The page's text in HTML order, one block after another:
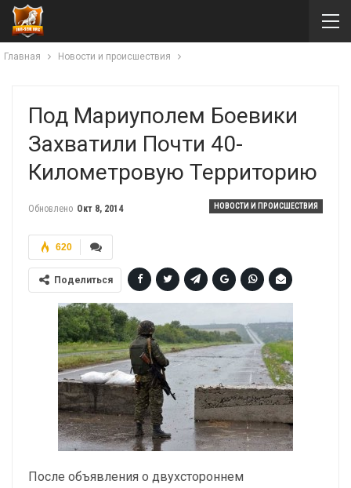
Главная Новости и происшествия
Под Мариуполем Боевики
Захватили Почти 40-
Километровую Территорию
НОВОСТИ И ПРОИСШЕСТВИЯ
Обновлено Окт 8, 2014
620
Поделиться
После объявления о двухстороннем